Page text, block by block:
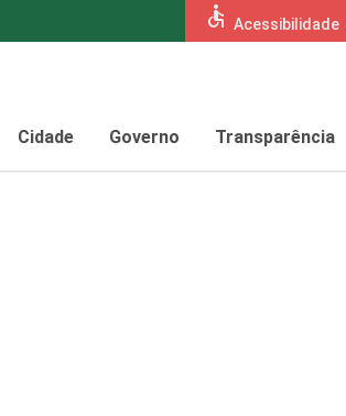
accessible Acessibilidade
Cidade Governo Transparência